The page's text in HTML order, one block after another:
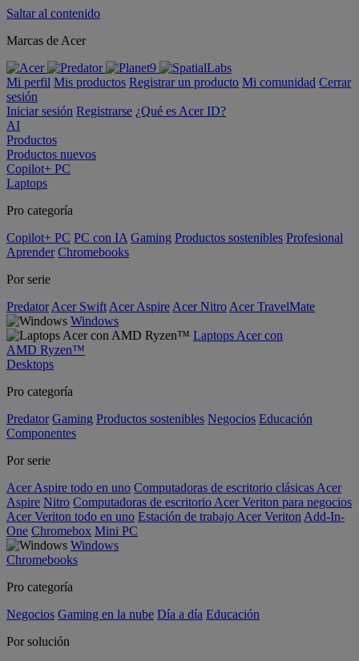
Saltar al contenido
Marcas de Acer
Mi perfil Mis productos Registrar un producto Mi comunidad Cerrar
sesión
Iniciar sesión Registrarse ¿Qué es Acer ID?
AI
Productos
Productos nuevos
Copilot+ PC
Laptops
Pro categoría
Copilot+ PC PC con IA Gaming Productos sostenibles Profesional
Aprender Chromebooks
Por serie
Predator Acer Swift Acer Aspire Acer Nitro Acer TravelMate
Windows
Laptops Acer con
AMD Ryzen™
Desktops
Pro categoría
Predator Gaming Productos sostenibles Negocios Educación
Componentes
Por serie
Acer Aspire todo en uno Computadoras de escritorio clásicas Acer
Aspire Nitro Computadoras de escritorio Acer Veriton para negocios
Acer Veriton todo en uno Estación de trabajo Acer Veriton Add-In-
One Chromebox Mini PC
Windows
Chromebooks
Pro categoría
Negocios Gaming en la nube Día a día Educación
Por solución